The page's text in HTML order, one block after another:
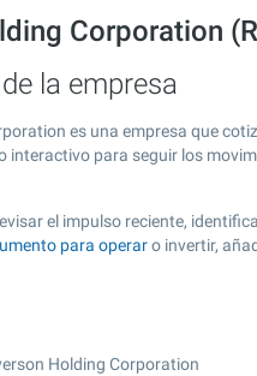
Corporation
la empresa
es una empresa que
interactivo para seguir los
el impulso reciente,
para operaro invertir,
Holding Corporation